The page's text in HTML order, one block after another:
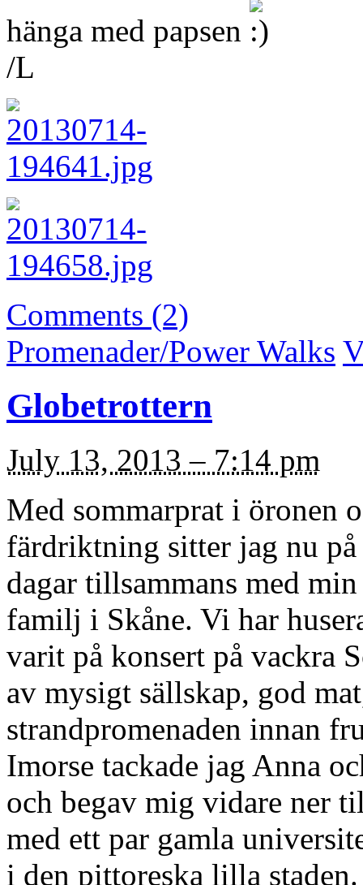
hänga med papsen
/L
Comments (2)
Promenader/Power Walks
Globetrottern
July 13, 2013 – 7:14 pm
Med sommarprat i öronen
färdriktning sitter jag nu på
dagar tillsammans med
familj i Skåne. Vi har
varit på konsert på vackra
av mysigt sällskap, god
strandpromenaden innan
Imorse tackade jag Anna
och begav mig vidare ner
med ett par gamla
i den pittoreska lilla staden.